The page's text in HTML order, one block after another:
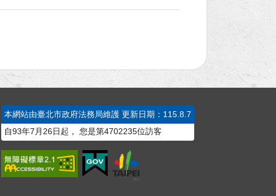
本網站由臺北市政府法務局維護 更新日期：115.8.7
自93年7月26日起， 您是第4702235位訪客